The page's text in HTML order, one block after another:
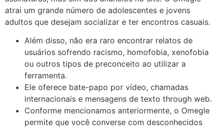
atrai um grande número de adolescentes e jovens
adultos que desejam socializar e ter encontros casuais.
Além disso, não era raro encontrar relatos de
usuários sofrendo racismo, homofobia, xenofobia
ou outros tipos de preconceito ao utilizar a
ferramenta.
Ele oferece bate-papo por vídeo, chamadas
internacionais e mensagens de texto through web.
Conforme mencionamos anteriormente, o Omegle
permite que você converse com desconhecidos